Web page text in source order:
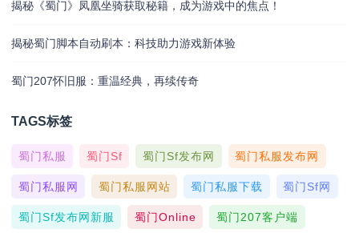
揭秘《蜀门》凤凰坐骑获取秘籍，成为游戏中的焦点！
揭秘蜀门脚本自动刷本：科技助力游戏新体验
蜀门207怀旧服：重温经典，再续传奇
TAGS标签
蜀门私服 蜀门sf 蜀门sf发布网 蜀门私服发布网
蜀门私服网 蜀门私服网站 蜀门私服下载 蜀门sf网
蜀门sf发布网新服 蜀门online 蜀门207客户端